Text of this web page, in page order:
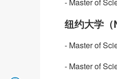
纽约大学
- Master of
- Master of